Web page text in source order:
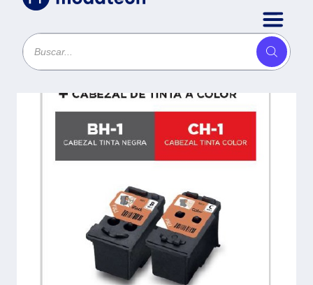
Consumibles/Cabezal Canon SERIE G COLOR
Y NEGRO 0692C005AA Cabezal
tinta negra -